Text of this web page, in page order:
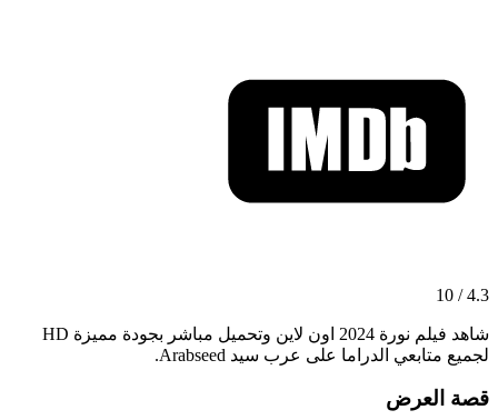
4.3 / 10
شاهد فيلم نورة 2024 اون لاين وتحميل مباشر بجودة مميزة HD
لجميع متابعي الدراما على عرب سيد Arabseed.
قصة العرض